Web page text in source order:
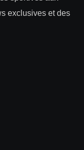
exclusives et des